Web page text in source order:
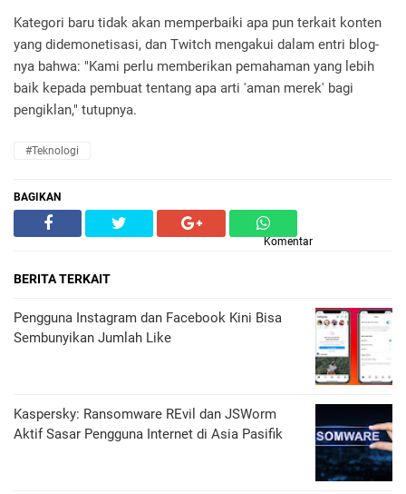
Kategori baru tidak akan memperbaiki apa pun terkait konten
yang didemonetisasi, dan Twitch mengakui dalam entri blog-
nya bahwa: "Kami perlu memberikan pemahaman yang lebih
baik kepada pembuat tentang apa arti 'aman merek' bagi
pengiklan," tutupnya.
#Teknologi
BAGIKAN
Komentar
BERITA TERKAIT
Pengguna Instagram dan Facebook Kini Bisa
Sembunyikan Jumlah Like
Kaspersky: Ransomware REvil dan JSWorm
Aktif Sasar Pengguna Internet di Asia Pasifik